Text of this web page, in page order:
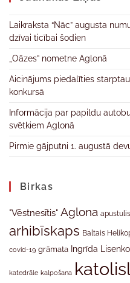
Laikraksta “Nāc” augusta
dzīvai ticībai šodien
„Oāzes” nometne Aglonā
Aicinājums piedalīties
konkursā
Informācija par papildu
svētkiem Aglonā
Pirmie gājputni 1. augustā
Birkas
"Vēstnesītis" Aglona
arhibīskaps Baltais
covid-19 grāmata Ingrīda
katedrāle kalpošana